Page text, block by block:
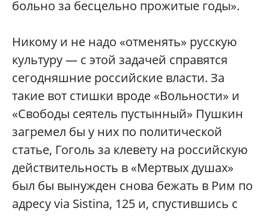
больно за бесцельно прожитые годы».
Никому и не надо «отменять» русскую
культуру — с этой задачей справятся
сегодняшние российские власти. За
такие вот стишки вроде «Вольности» и
«Свободы сеятель пустынный» Пушкин
загремел бы у них по политической
статье, Гоголь за клевету на российскую
действительность в «Мертвых душах»
был бы вынужден снова бежать в Рим по
адресу via Sistina, 125 и, спустившись с